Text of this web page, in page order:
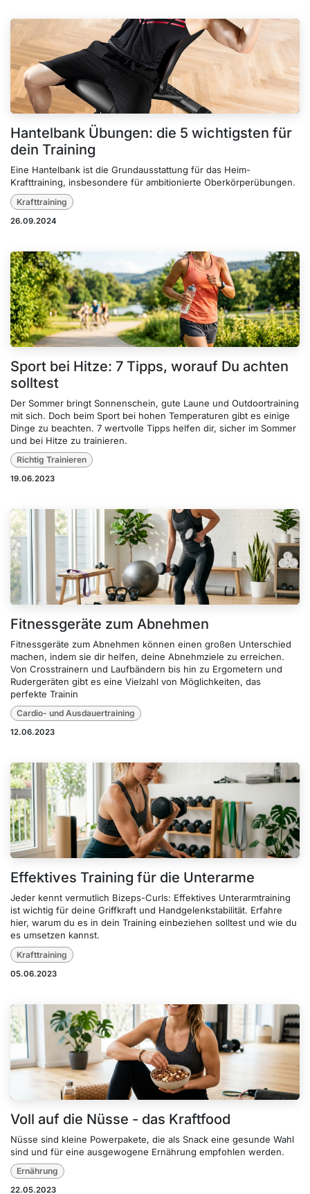
Hantelbank Übungen: die 5 wichtigsten für
dein Training
Eine Hantelbank ist die Grundausstattung für das Heim-
Krafttraining, insbesondere für ambitionierte Oberkörperübungen.
Krafttraining
26.09.2024
Sport bei Hitze: 7 Tipps, worauf Du achten
solltest
Der Sommer bringt Sonnenschein, gute Laune und Outdoortraining
mit sich. Doch beim Sport bei hohen Temperaturen gibt es einige
Dinge zu beachten. 7 wertvolle Tipps helfen dir, sicher im Sommer
und bei Hitze zu trainieren.
Richtig Trainieren
19.06.2023
Fitnessgeräte zum Abnehmen
Fitnessgeräte zum Abnehmen können einen großen Unterschied
machen, indem sie dir helfen, deine Abnehmziele zu erreichen.
Von Crosstrainern und Laufbändern bis hin zu Ergometern und
Rudergeräten gibt es eine Vielzahl von Möglichkeiten, das
perfekte Trainin
Cardio- und Ausdauertraining
12.06.2023
Effektives Training für die Unterarme
Jeder kennt vermutlich Bizeps-Curls: Effektives Unterarmtraining
ist wichtig für deine Griffkraft und Handgelenkstabilität. Erfahre
hier, warum du es in dein Training einbeziehen solltest und wie du
es umsetzen kannst.
Krafttraining
05.06.2023
Voll auf die Nüsse - das Kraftfood
Nüsse sind kleine Powerpakete, die als Snack eine gesunde Wahl
sind und für eine ausgewogene Ernährung empfohlen werden.
Ernährung
22.05.2023